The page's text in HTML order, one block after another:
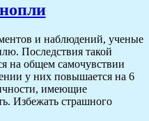
и наблюдений, ученые
Последствия такой
на общем самочувствии
у них повышается на 6
имеющие
Избежать страшного